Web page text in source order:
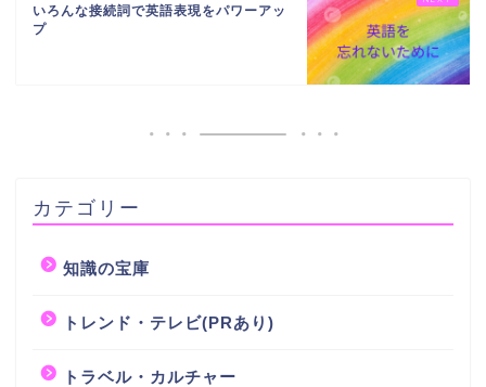
いろんな接続詞で英語表現をパワーアッ
プ
カテゴリー
知識の宝庫
トレンド・テレビ(PRあり)
トラベル・カルチャー